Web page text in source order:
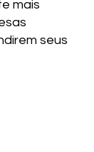
mais
seus